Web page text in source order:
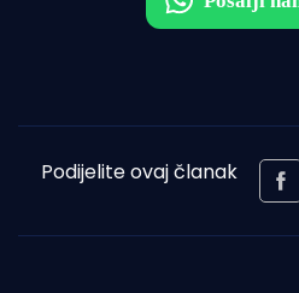
Podijelite ovaj članak